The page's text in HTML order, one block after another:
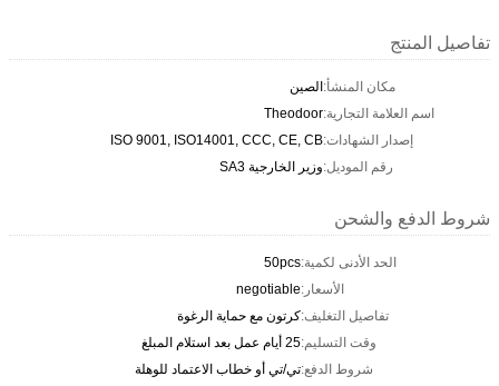
تفاصيل المنتج
مكان المنشأ:الصين
اسم العلامة التجارية:Theodoor
إصدار الشهادات:ISO 9001, ISO14001, CCC, CE, CB
رقم الموديل:وزير الخارجية SA3
شروط الدفع والشحن
الحد الأدنى لكمية:50pcs
الأسعار:negotiable
تفاصيل التغليف:كرتون مع حماية الرغوة
وقت التسليم:25 أيام عمل بعد استلام المبلغ
شروط الدفع:تي/تي أو خطاب الاعتماد للوهلة